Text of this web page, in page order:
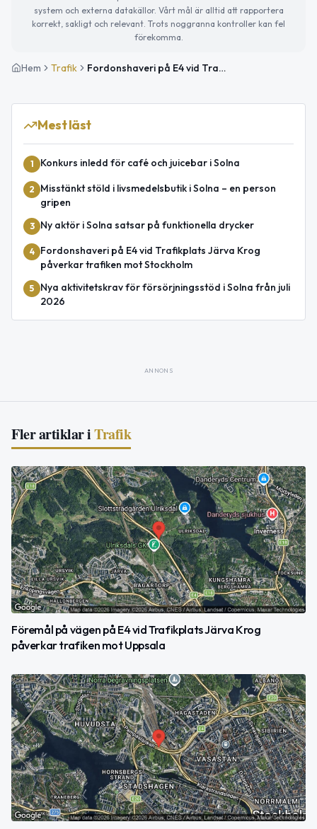
system och externa datakällor. Vårt mål är alltid att rapportera
korrekt, sakligt och relevant. Trots noggranna kontroller kan fel
förekomma.
Hem Trafik Fordonshaveri på E4 vid Trafikplats Linvävartorpet påverkar trafiken mot Södertälje
Mest läst
1 Konkurs inledd för café och juicebar i Solna
2
Misstänkt stöld i livsmedelsbutik i Solna – en person
gripen
3 Ny aktör i Solna satsar på funktionella drycker
4
Fordonshaveri på E4 vid Trafikplats Järva Krog
påverkar trafiken mot Stockholm
5
Nya aktivitetskrav för försörjningsstöd i Solna från juli
2026
ANNONS
Fler artiklar iTrafik
Föremål på vägen på E4 vid Trafikplats Järva Krog
påverkar trafiken mot Uppsala